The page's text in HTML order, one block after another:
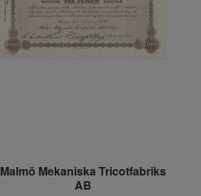
Malmö Mekaniska Tricotfabriks
AB